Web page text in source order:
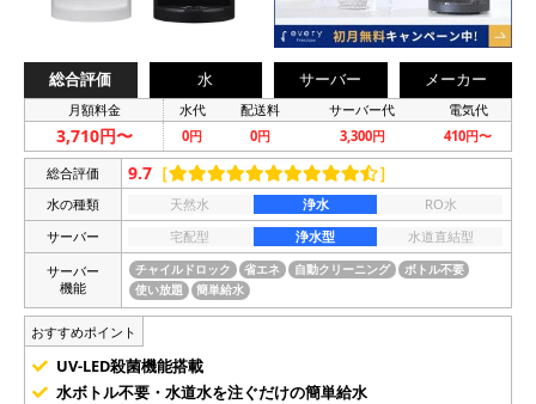
総合評価 水 サーバー メーカー
月額料金 水代 配送料 サーバー代 電気代
3,710円〜 0円 0円 3,300円 410円〜
総合評価 9.7 ［ ］
水の種類 天然水 浄水
RO水
サーバー
宅配型 浄水型
水道直結型
サーバー
機能
チャイルドロック 省エネ 自動クリーニング
ボトル不要
使い放題
簡単給水
おすすめポイント
UV-LED殺菌機能搭載
水ボトル不要・水道水を注ぐだけの簡単給水